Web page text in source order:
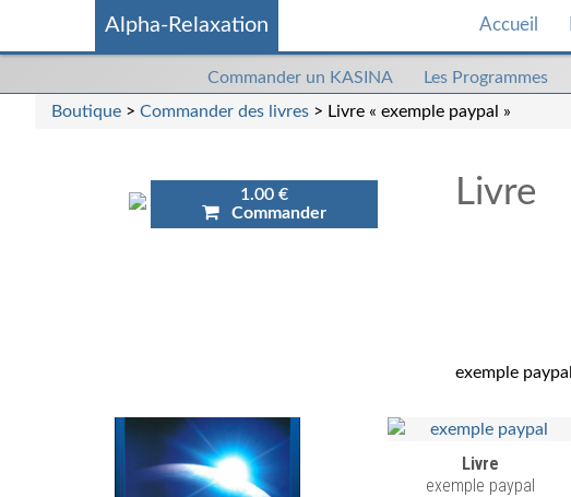
Alpha-Relaxation Accueil
Commander
un
kasina
Commander un KASINA Les Programmes
Boutique > Commander des livres > Livre « exemple paypal »
1.00 €
Commander
Livre
exemple paypal
Livre
exemple paypal